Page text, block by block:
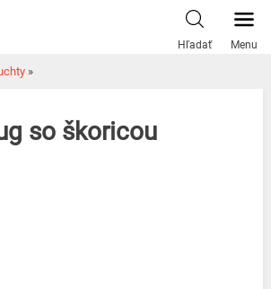
Hľadať Menu
»
so škoricou